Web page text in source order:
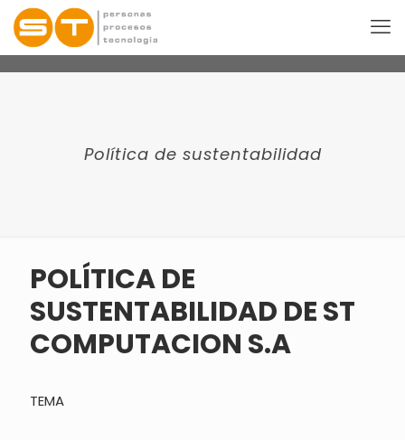
Política de sustentabilidad
POLÍTICA DE
SUSTENTABILIDAD DE ST
COMPUTACION S.A
TEMA